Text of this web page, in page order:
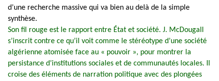
d’une recherche massive qui va bien au delà de la simple
synthèse.
Son fil rouge est le rapport entre État et société. J. McDougall
s’inscrit contre ce qu’il voit comme le stéréotype d’une société
algérienne atomisée face au « pouvoir », pour montrer la
persistance d’institutions sociales et de communautés locales. Il
croise des éléments de narration politique avec des plongées